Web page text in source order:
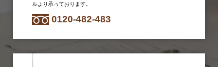
ルより承っております。
0120-482-483